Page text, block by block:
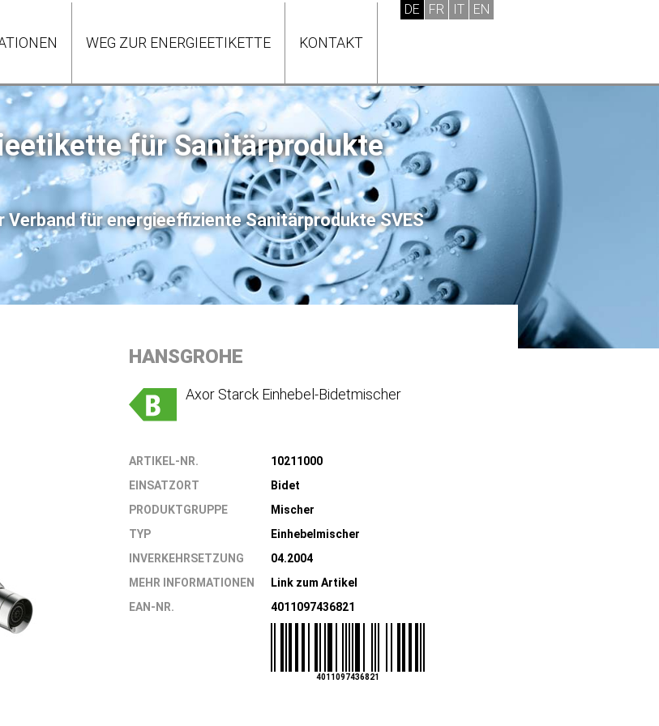
WEG ZUR ENERGIEETIKETTE KONTAKT
für Sanitärprodukte
Verband für energieeffiziente Sanitärprodukte SVES
HANSGROHE
Axor Starck Einhebel-Bidetmischer
ARTIKEL-NR.
10211000
EINSATZORT
Bidet
PRODUKTGRUPPE
Mischer
TYP
Einhebelmischer
INVERKEHRSETZUNG
04.2004
MEHR INFORMATIONEN
Link zum Artikel
EAN-NR.
4011097436821
4011097436821